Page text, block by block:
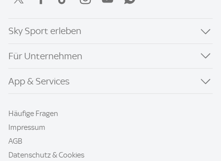
Sky Sport erleben
Für Unternehmen
App & Services
Häufige Fragen
Impressum
AGB
Datenschutz & Cookies